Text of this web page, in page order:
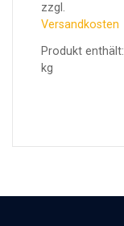
zzgl.
Versandkosten
Produkt enthält:
kg